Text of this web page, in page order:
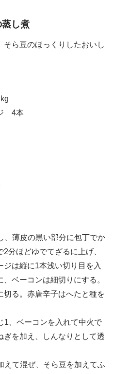
し煮
ら豆のほっくりしたおいし
4本
、薄皮の黒い部分に包丁でか
分ほどゆでてざるに上げ、
は縦に1本浅い切り目を入
ベーコンは細切りにする。
切る。赤唐辛子はへたと種を
1、ベーコンを入れて中火で
を加え、しんなりとして透
えて混ぜ、そら豆を加えてふ